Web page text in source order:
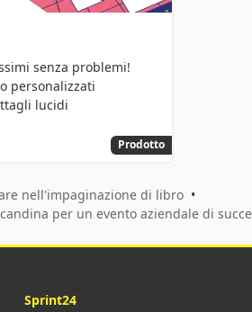
senza problemi!
personalizzati
lucidi
Prodotto
nell'impaginazione di libro •
per un evento aziendale di
Sprint24